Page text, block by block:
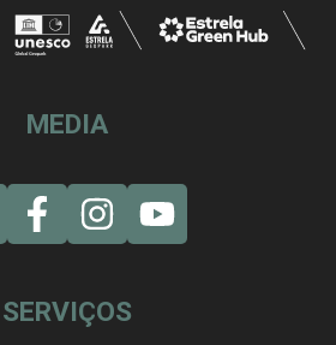
MEDIA
SERVIÇOS